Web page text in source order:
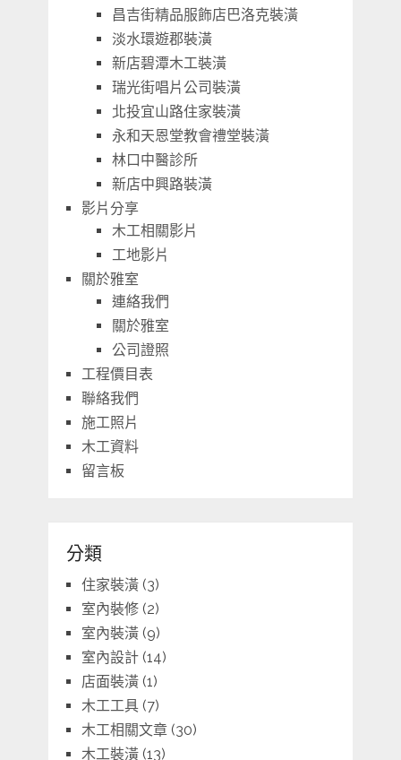
昌吉街精品服飾店巴洛克裝潢
淡水環遊郡裝潢
新店碧潭木工裝潢
瑞光街唱片公司裝潢
北投宜山路住家裝潢
永和天恩堂教會禮堂裝潢
林口中醫診所
新店中興路裝潢
影片分享
木工相關影片
工地影片
關於雅室
連絡我們
關於雅室
公司證照
工程價目表
聯絡我們
施工照片
木工資料
留言板
分類
住家裝潢(3)
室內裝修(2)
室內裝潢(9)
室內設計(14)
店面裝潢(1)
木工工具(7)
木工相關文章(30)
木工裝潢(13)